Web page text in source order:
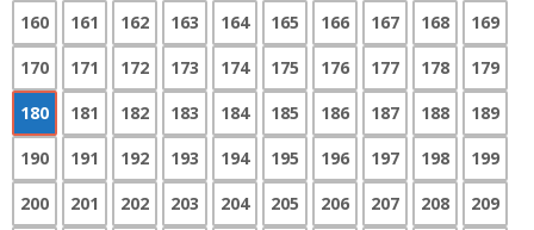
160
161 162 163 164 165 166 167 168
169
170
171 172 173 174 175 176 177 178
179
180
181 182 183 184 185 186 187 188
189
190
191 192 193 194 195 196 197 198
199
200
201 202 203 204 205 206 207 208
209